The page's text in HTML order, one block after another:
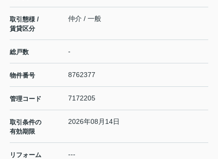
取引態様 /
賃貸区分
仲介 / 一般
総戸数 -
物件番号 8762377
管理コード 7172205
取引条件の
有効期限
2026年08月14日
リフォーム ---